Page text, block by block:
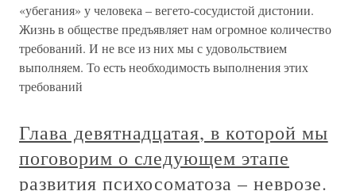
«убегания» у человека – вегето-сосудистой дистонии.
Жизнь в обществе предъявляет нам огромное количество
требований. И не все из них мы с удовольствием
выполняем. То есть необходимость выполнения этих
требований
Глава девятнадцатая, в которой мы
поговорим о следующем этапе
развития психосоматоза – неврозе.